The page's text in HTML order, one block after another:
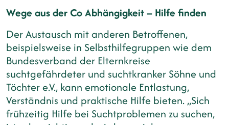
Wege aus der Co Abhängigkeit – Hilfe finden
Der Austausch mit anderen Betroffenen,
beispielsweise in Selbsthilfegruppen wie dem
Bundesverband der Elternkreise
suchtgefährdeter und suchtkranker Söhne und
Töchter e.V., kann emotionale Entlastung,
Verständnis und praktische Hilfe bieten. „Sich
frühzeitig Hilfe bei Suchtproblemen zu suchen,